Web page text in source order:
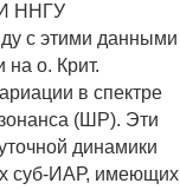
ННГУ
с этими данными
о. Крит.
в спектре
(ШР). Эти
динамики
суб-ИАР, имеющих